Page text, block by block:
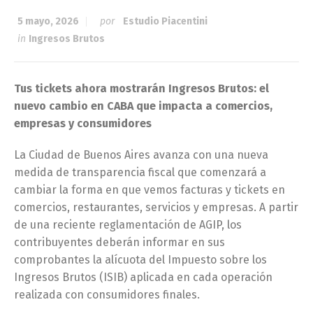
5 mayo, 2026 por
Estudio Piacentini
in Ingresos Brutos
Tus tickets ahora mostrarán Ingresos Brutos: el
nuevo cambio en CABA que impacta a comercios,
empresas y consumidores
La Ciudad de Buenos Aires avanza con una nueva
medida de transparencia fiscal que comenzará a
cambiar la forma en que vemos facturas y tickets en
comercios, restaurantes, servicios y empresas. A partir
de una reciente reglamentación de AGIP, los
contribuyentes deberán informar en sus
comprobantes la alícuota del Impuesto sobre los
Ingresos Brutos (ISIB) aplicada en cada operación
realizada con consumidores finales.